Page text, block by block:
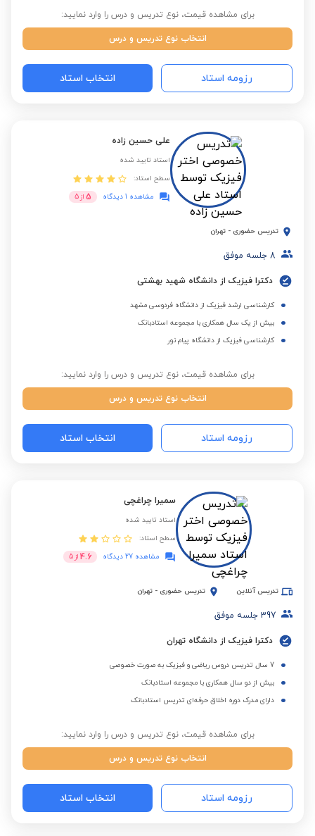
برای مشاهده قیمت، نوع تدریس و درس را وارد نمایید:
انتخاب نوع تدریس و درس
رزومه استاد انتخاب استاد
علی حسین زاده
استاد تایید شده
سطح استاد:
مشاهده 1 دیدگاه
5 از 5
تدریس حضوری - تهران
8 جلسه موفق
دکترا فیزیک از دانشگاه شهید بهشتی
کارشناسی ارشد فیزیک از دانشگاه فردوسی مشهد
بیش از یک سال همکاری با مجموعه استادبانک
کارشناسی فیزیک از دانشگاه پیام نور
برای مشاهده قیمت، نوع تدریس و درس را وارد نمایید:
انتخاب نوع تدریس و درس
رزومه استاد انتخاب استاد
سمیرا چراغچی
استاد تایید شده
سطح استاد:
مشاهده 27 دیدگاه
4.6 از 5
تدریس آنلاین تدریس حضوری - تهران
397 جلسه موفق
دکترا فیزیک از دانشگاه تهران
7 سال تدریس دروس ریاضی و فیزیک به صورت خصوصی
بیش از دو سال همکاری با مجموعه استادبانک
دارای مدرک دوره اخلاق حرفه‌ای تدریس استادبانک
برای مشاهده قیمت، نوع تدریس و درس را وارد نمایید:
انتخاب نوع تدریس و درس
رزومه استاد انتخاب استاد